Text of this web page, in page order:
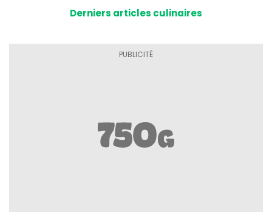
Derniers articles culinaires